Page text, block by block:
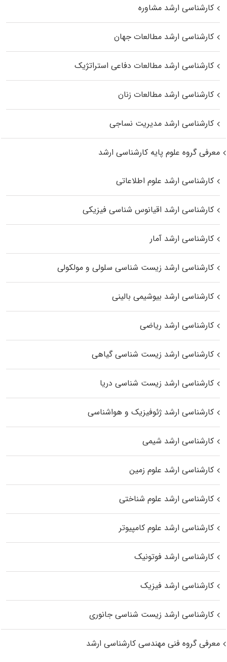
کارشناسی ارشد مشاوره
کارشناسی ارشد مطالعات جهان
کارشناسی ارشد مطالعات دفاعی استراتژیک
کارشناسی ارشد مطالعات زنان
کارشناسی ارشد مدیریت نساجی
معرفی گروه علوم پایه کارشناسی ارشد
کارشناسی ارشد علوم اطلاعاتی
کارشناسی ارشد اقیانوس‌ شناسی فیزیکی
کارشناسی ارشد آمار
کارشناسی ارشد زیست شناسی سلولی و مولکولی
کارشناسی ارشد بیوشیمی بالینی
کارشناسی ارشد ریاضی
کارشناسی ارشد زیست‌ شناسی گیاهی
کارشناسی ارشد زیست‌ شناسی دریا
کارشناسی ارشد ژئوفیزیک و هواشناسی
کارشناسی ارشد شیمی
کارشناسی ارشد علوم زمین
کارشناسی ارشد علوم شناختی
کارشناسی ارشد علوم کامپیوتر
کارشناسی ارشد فوتونیک
کارشناسی ارشد فیزیک
کارشناسی ارشد زیست‌ شناسی جانوری
معرفی گروه فنی مهندسی کارشناسی ارشد